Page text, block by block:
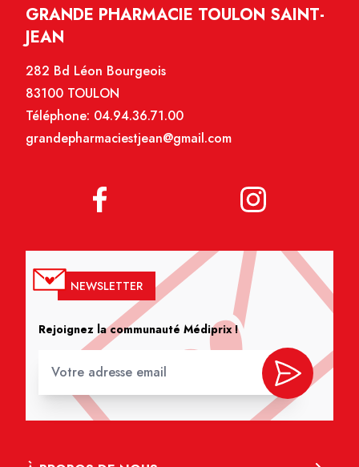
GRANDE PHARMACIE TOULON SAINT-
JEAN
282 Bd Léon Bourgeois
83100 TOULON
Téléphone: 04.94.36.71.00
grandepharmaciestjean@gmail.com
NEWSLETTER
Rejoignez la communauté Médiprix !